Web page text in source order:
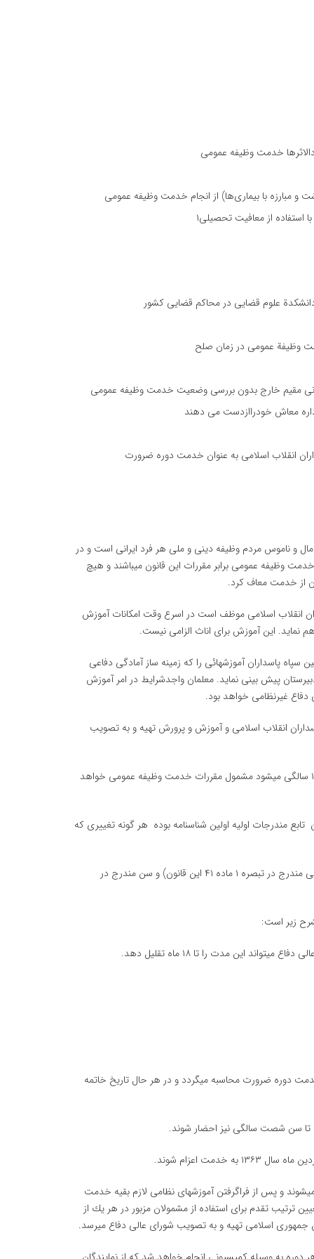
خدمت وظیفه عمومی
و مبارزه با بیماری‌ها) از انجام خدمت وظیفه عمومی
استفاده از معافیت تحصیلی۱
علوم قضایی در محاكم قضایی كشور
وظیفة عمومی در زمان صلح
مقیم خارج بدون بررسی وضعیت خدمت وظیفه عمومی
معاش خودراازدست می دهند
انقلاب اسلامی به عنوان خدمت دوره ضرورت
مال و ناموس مردم وظیفه دینی و ملی هر فرد ایرانی است و در
وظیفه عمومی برابر مقررات این قانون میباشند و هیچ
از خدمت معاف كرد.
سپاه پاسداران انقلاب اسلامی موظف است در اسرع وقت امكانات آموزش
نماید. این آموزش برای اناث الزامی نیست.
پاسداران آموزشهائی را كه زمینه ساز آمادگی دفاعی
پیش بینی نماید. معلمان واجدشرایط در امر آموزش
دفاع غیرنظامی خواهد بود.
انقلاب اسلامی و آموزش و پرورش تهیه و به تصویب
ماده۲- هر فرد ذكور ایرانی از اول فروردین ماه سالی كه طی آن سال وارد سن ۱۹ سالگی میشود مشمول مقررات خدمت وظیفه عمومی خواهد
مندرجات اولیه اولین شناسنامه بوده هر گونه تغییری كه
تبصره- در صورتی كه اختلاف بین سن واقعی مشمول (طبق نظریه شورای پزشكی مندرج در تبصره ۱ ماده ۴۱ این قانون) و سن مندرج در
این مدت را تا ۱۸ ماه تقلیل دهد.
خدمت دوره ضرورت محاسبه میگردد و در هر حال تاریخ خاتمه
میشوند و پس از فراگرفتن آموزشهای نظامی لازم بقیه خدمت
ترتیب تقدم برای استفاده از مشمولان مزبور در هر یك از
جمهوری اسلامی تهیه و به تصویب شورای عالی دفاع میرسد.